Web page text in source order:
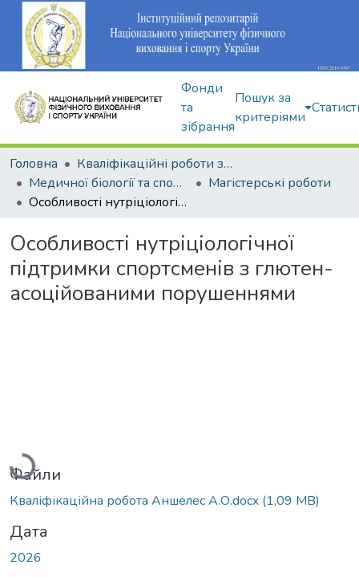
Фонди
та
зібрання
Пошук за
критеріями
Головна
Кваліфікаційні роботи здобувачів вищої освіти
Медичної біології та спортивної дієтології
Магістерські роботи
Особливості нутріціологічної підтримки спортсменів з глютен-асоційованими порушеннями
Особливості нутріціологічної
підтримки спортсменів з глютен-
асоційованими порушеннями
Вантажиться...
Файли
Кваліфікаційна робота Аншелес А.О.docx (1,09 MB)
Дата
2026